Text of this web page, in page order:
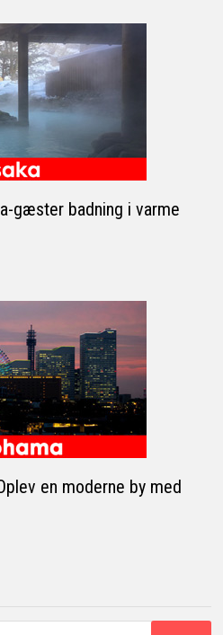
gæster badning i varme
en moderne by med